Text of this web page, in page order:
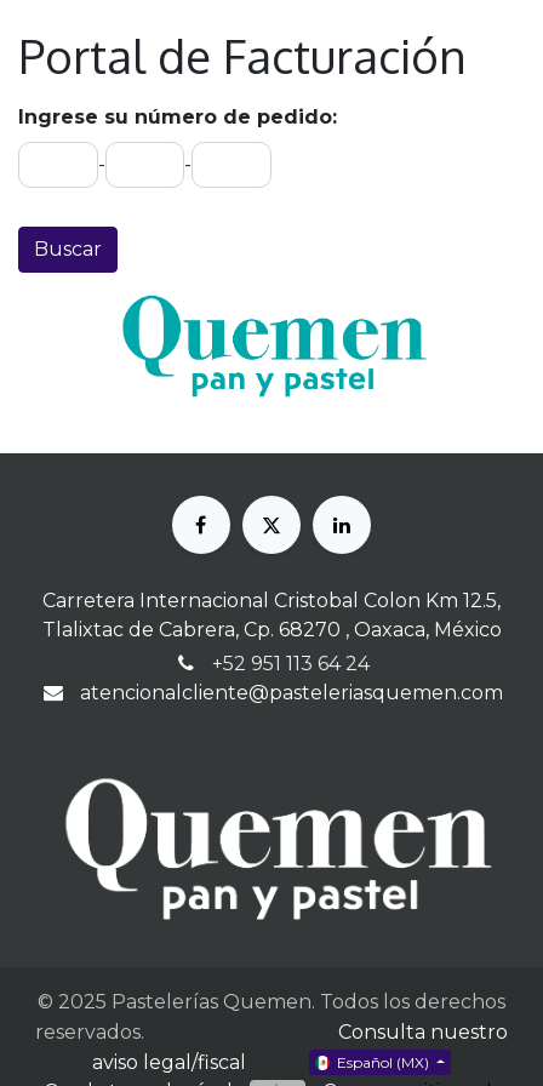
Portal de Facturación
Ingrese su número de pedido:
- -
Buscar
Carretera Internacional Cristobal Colon Km 12.5,
Tlalixtac de Cabrera, Cp. 68270 , Oaxaca, México
+52 951 113 64 24
atencionalcliente@pasteleriasquemen.com
© 2025 Pastelerías Quemen. Todos los derechos
reservados. Consulta nuestro
aviso legal/fiscal
Español (MX)